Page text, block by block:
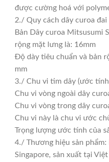
được cường hoá với
2./ Quy cách dây curoa
Bản Dây curoa Mitsusumi
rộng mặt lưng là: 16mm
Độ dày tiêu chuẩn và bản
mm
3./ Chu vi tim dây (ước
Chu vi vòng ngoài dây
Chu vi vòng trong dây
Chu vi này là chu vi ước
Trọng lượng ước tính của
4./ Thương hiệu sản
Singapore, sản xuất tại